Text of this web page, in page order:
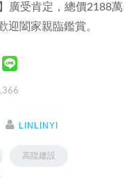
廣受肯定，總價2188萬
迎闔家親臨鑑賞。
LINLINYI
高陞建設